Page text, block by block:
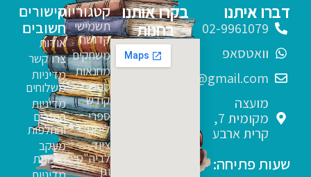
קטגוריות
תשמישי
קדושה
משחקים
מחנאות
ספרי
קודש
ספרי
לימוד
ציוד
לביה"ס
וגן
קישורים
חשובים
אודות
צרו קשר
מדיניות
משלוחים
מדיניות
החזרים
והחלפות
מעקב
הזמנות
דברו איתנו
02-9961079
וואטסאפ
sfarim.k4@gmail.com
מועצה
מקומית 7,
קרית ארבע
שעות פתיחה:
בקרו אותנו
בחנות